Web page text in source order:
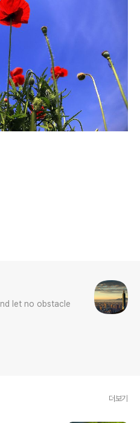
let no obstacle
더보기